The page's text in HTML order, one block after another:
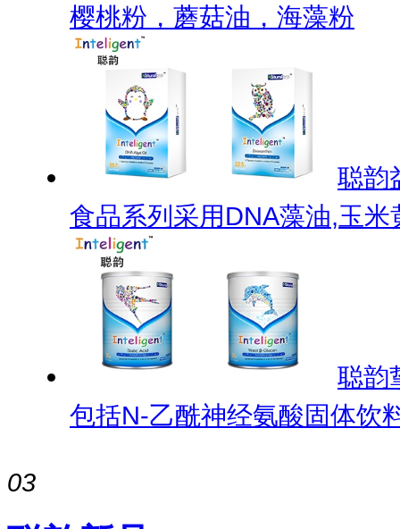
樱桃粉，蘑菇油，海藻粉
聪韵
食品系列采用DNA藻油,玉米
聪韵
包括N-乙酰神经氨酸固体饮
03